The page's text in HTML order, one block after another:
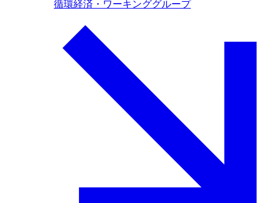
循環経済・ワーキンググループ